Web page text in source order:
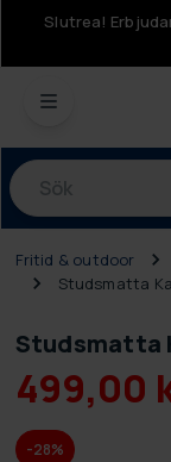
Slutrea!
Produkter
Fritid & outdoor
Studsmatta
Studsmatta
499,00
-28%